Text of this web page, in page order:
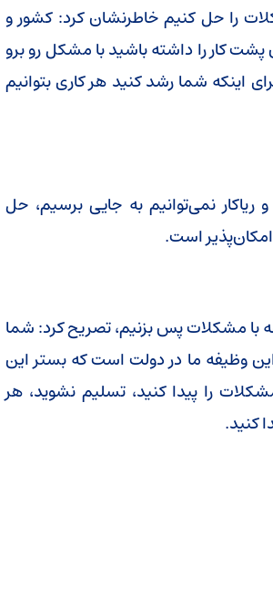
را حل کنیم خاطرنشان کرد: کشور و
پشت کار را داشته باشید با مشکل رو برو
اینکه شما رشد کنید هر کاری بتوانیم
نمی‌توانیم به جایی برسیم، حل
است.
با مشکلات پس بزنیم، تصریح کرد: شما
این وظیفه ما در دولت است که بستر این
را پیدا کنید، تسلیم نشوید، هر
کنید.